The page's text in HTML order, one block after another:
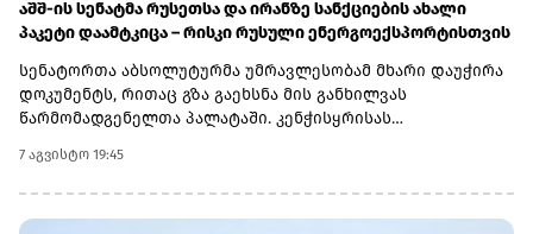
აშშ-ის სენატმა რუსეთსა და ირანზე სანქციების ახალი
პაკეტი დაამტკიცა – რისკი რუსული ენერგოექსპორტისთვის
სენატორთა აბსოლუტურმა უმრავლესობამ მხარი დაუჭირა
დოკუმენტს, რითაც გზა გაეხსნა მის განხილვას
წარმომადგენელთა პალატაში. კენჭისყრისას
წინააღმდეგ კანონპროექტზე, სახელწოდებით „ლინდსი ო.
გრემის 2026 წლის სანქციების აქტი რუსეთისა და ირანის
წინააღმდეგ“. საბოლოო დათვლით შედეგი 86 ხმა 11-ის
7 აგვისტო 19:45